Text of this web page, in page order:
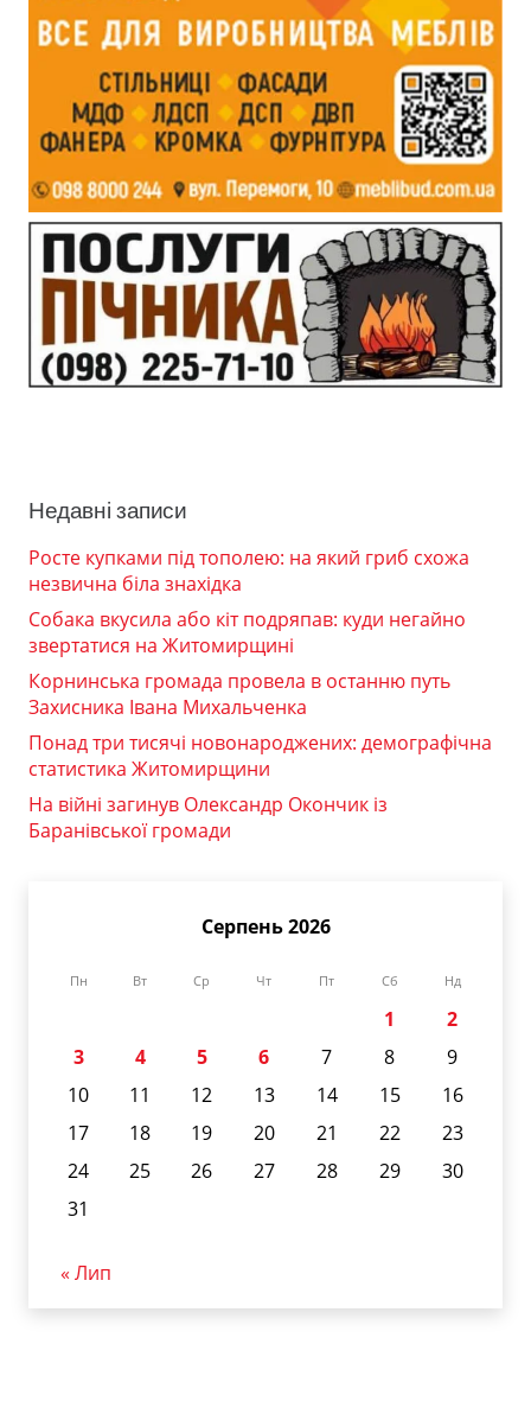
Недавні записи
Росте купками під тополею: на який гриб схожа
незвична біла знахідка
Собака вкусила або кіт подряпав: куди негайно
звертатися на Житомирщині
Корнинська громада провела в останню путь
Захисника Івана Михальченка
Понад три тисячі новонароджених: демографічна
статистика Житомирщини
На війні загинув Олександр Окончик із
Баранівської громади
Серпень 2026
Пн Вт Ср Чт Пт Сб Нд
1
2
3
4 5 6 7 8
9
10
11 12 13 14 15
16
17
18 19 20 21 22
23
24
25 26 27 28 29
30
31
« Лип